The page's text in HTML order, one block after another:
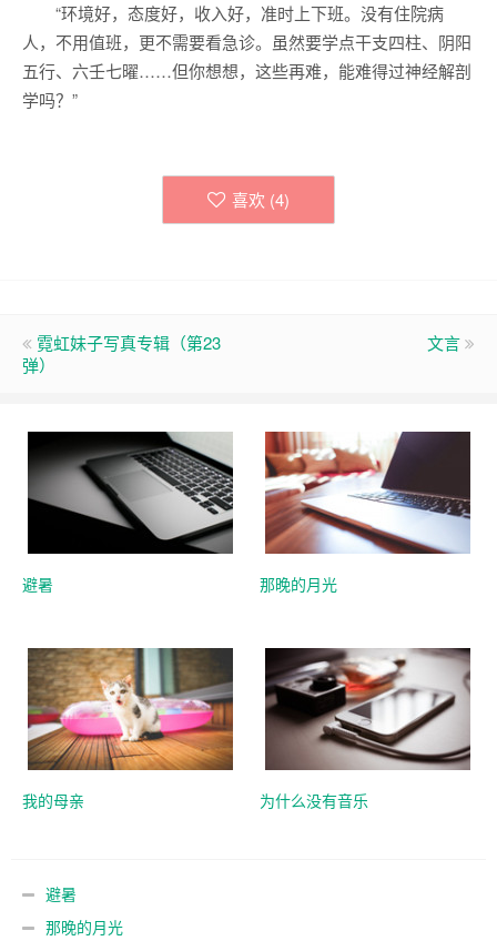
“环境好，态度好，收入好，准时上下班。没有住院病
人，不用值班，更不需要看急诊。虽然要学点干支四柱、阴阳
五行、六壬七曜……但你想想，这些再难，能难得过神经解剖
学吗？”
喜欢 (4)
霓虹妹子写真专辑（第23
弹）
文言
避暑 那晚的月光
我的母亲 为什么没有音乐
避暑
那晚的月光